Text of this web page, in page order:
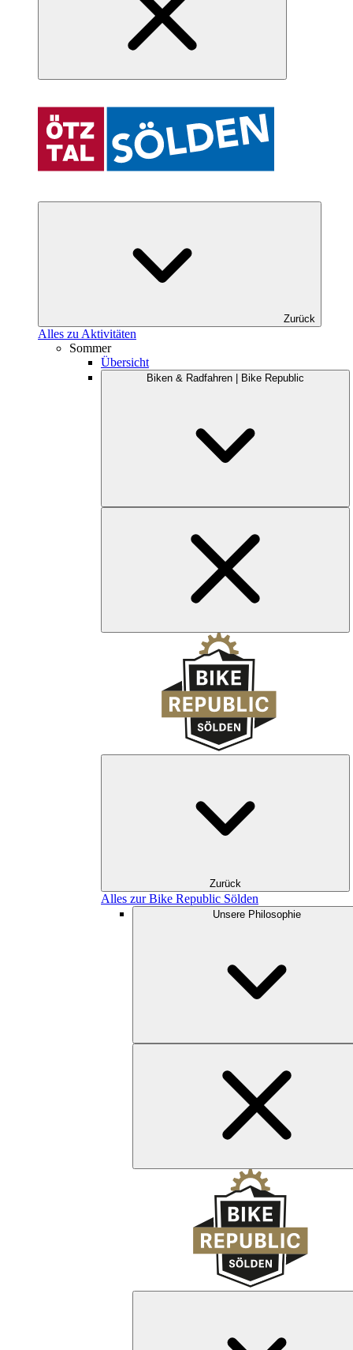
Zurück
Alles zu Aktivitäten
Sommer
Übersicht
Biken & Radfahren | Bike Republic
Zurück
Alles zur Bike Republic Sölden
Unsere Philosophie